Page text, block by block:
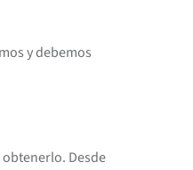
y debemos
obtenerlo. Desde